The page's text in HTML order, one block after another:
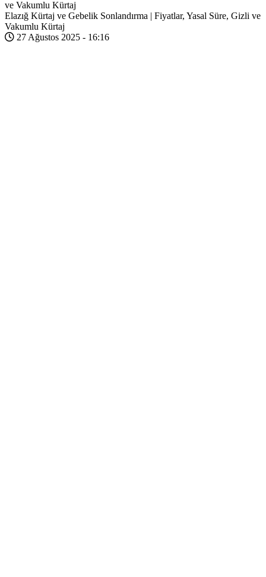
Elazığ Kürtaj ve Gebelik Sonlandırma | Fiyatlar, Yasal Süre, Gizli ve
Vakumlu Kürtaj
27 Ağustos 2025 - 16:16